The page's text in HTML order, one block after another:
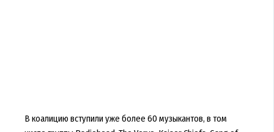
В коалицию вступили уже более 60 музыкантов, в том